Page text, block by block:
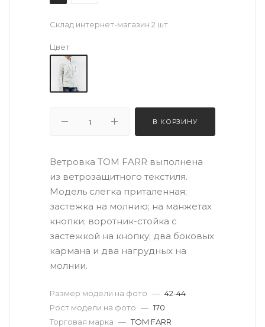
Склад интернет-магазин 2 шт.
Цвет
В КОРЗИНУ
Ветровка TOM FARR выполнена
из ветрозащитного текстиля.
Модель слегка приталенная;
застежка на молнию; на манжетах
кнопки; воротник-стойка с
застежкой на кнопку; два боковых
кармана и два нагрудных на
молнии.
Размер модели на фото — 42-44
Рост модели на фото — 170
Торговая марка — TOM FARR